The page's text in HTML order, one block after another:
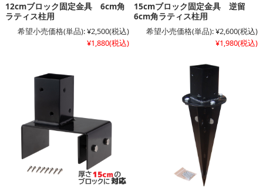
12cmブロック固定金具 6cm角
ラティス柱用
希望小売価格(単品):¥2,500(税込)
¥1,880(税込)
15cmブロック固定金具 逆留
6cm角ラティス柱用
希望小売価格(単品):¥2,600(税込)
¥1,980(税込)